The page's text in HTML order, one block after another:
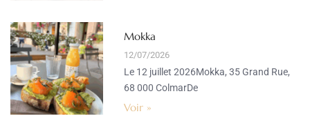
Mokka
12/07/2026
Le 12 juillet 2026Mokka, 35 Grand Rue,
68 000 ColmarDe
Voir »